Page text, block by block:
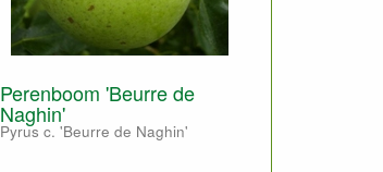
Perenboom 'Beurre de
Naghin'
Pyrus c. 'Beurre de Naghin'